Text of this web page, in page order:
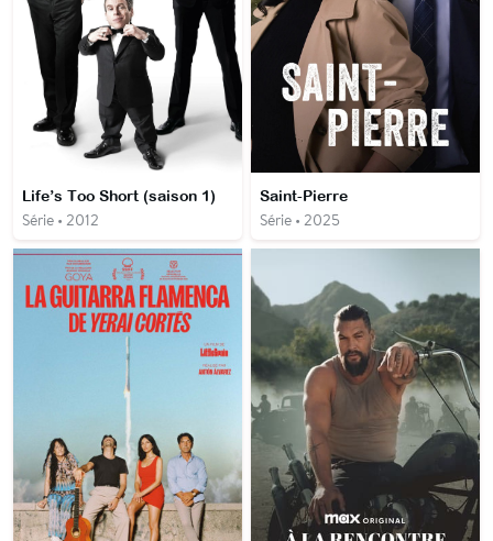
Life’s Too Short (saison 1)
Série • 2012
Saint-Pierre
Série • 2025